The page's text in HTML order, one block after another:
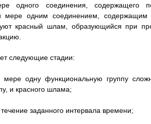
одного соединения, содержащего
мере одним соединением,
красный шлам, образующийся при
следующие стадии:
одну функциональную группу
и красного шлама;
заданного интервала времени;